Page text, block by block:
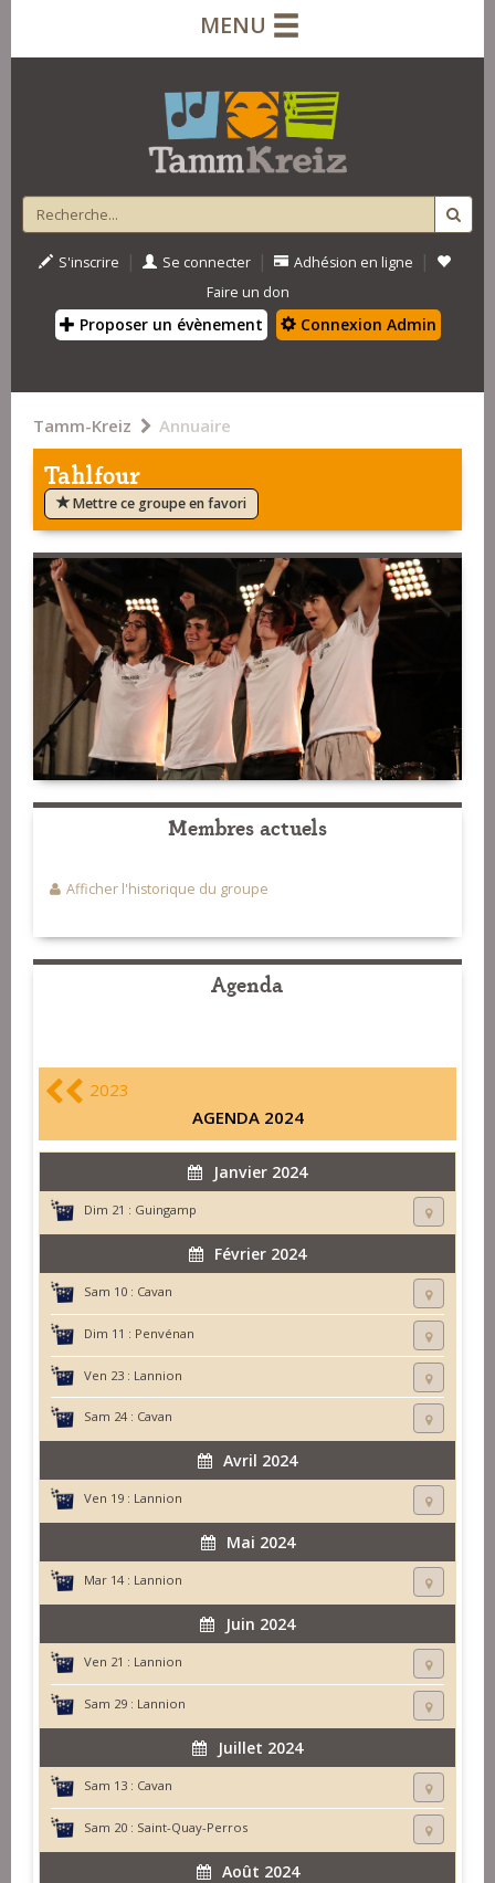
MENU
S'inscrire | Se connecter | Adhésion en ligne |
Faire un don
Proposer un évènement Connexion Admin
Tamm-Kreiz Annuaire
Tahlfour
Mettre ce groupe en favori
Membres actuels
Afficher l'historique du groupe
Agenda
2023
AGENDA 2024
Janvier 2024
Dim 21 : Guingamp
Février 2024
Sam 10 : Cavan
Dim 11 : Penvénan
Ven 23 : Lannion
Sam 24 : Cavan
Avril 2024
Ven 19 : Lannion
Mai 2024
Mar 14 : Lannion
Juin 2024
Ven 21 : Lannion
Sam 29 : Lannion
Juillet 2024
Sam 13 : Cavan
Sam 20 : Saint-Quay-Perros
Août 2024